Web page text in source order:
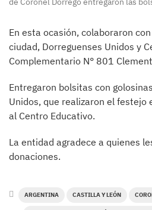
En esta ocasión, colaboraron
ciudad, Dorreguenses Unidos y
Complementario N° 801
Entregaron bolsitas con
Unidos, que realizaron el festejo
al Centro Educativo.
La entidad agradece a quienes
donaciones.
ARGENTINA CASTILLA Y LEÓN